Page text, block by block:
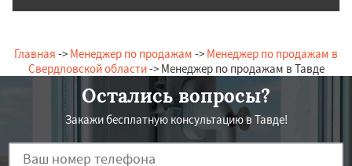
Главная -> Менеджер по продажам -> Менеджер по продажам в
Свердловской области-> Менеджер по продажам в Тавде
Остались вопросы?
Закажи бесплатную консультацию в Тавде!